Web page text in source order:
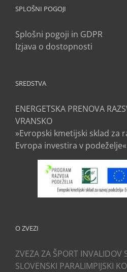
SPLOŠNI POGOJI
Splošni pogoji in GDPR
Izjava o dostopnosti
SREDSTVA
ENERGETSKA PRENOVA
VRANSKO
»Evropski kmetijski sklad za
Evropa investira v podeželje«
O ZVEZI
ZVEZA ZA ŠPORT INVALIDOV
SLOVENSKI PARALIMPIJSKI